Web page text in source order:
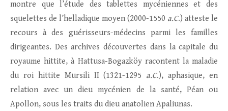
montre que l’étude des tablettes mycéniennes et des
squelettes de l’helladique moyen (2000-1550 a.C.) atteste le
recours à des guérisseurs-médecins parmi les familles
dirigeantes. Des archives découvertes dans la capitale du
royaume hittite, à Hattusa-Bogazköy racontent la maladie
du roi hittite Mursili II (1321-1295 a.C.), aphasique, en
relation avec un dieu mycénien de la santé, Péan ou
Apollon, sous les traits du dieu anatolien Apaliunas.